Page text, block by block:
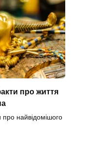
про життя
про найвідомішого